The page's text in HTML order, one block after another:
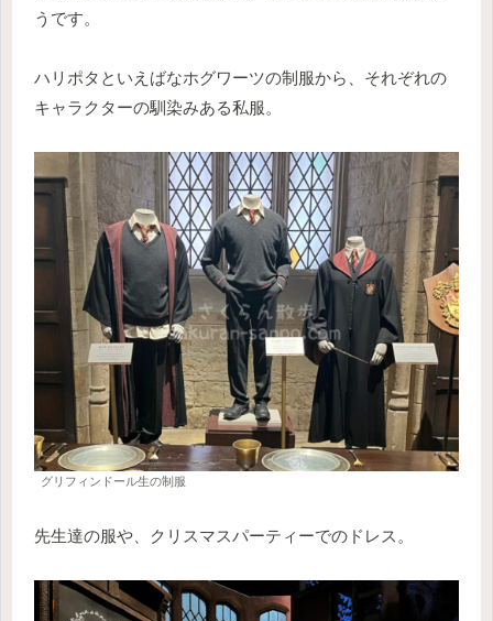
うです。
ハリポタといえばなホグワーツの制服から、それぞれの
キャラクターの馴染みある私服。
グリフィンドール生の制服
先生達の服や、クリスマスパーティーでのドレス。